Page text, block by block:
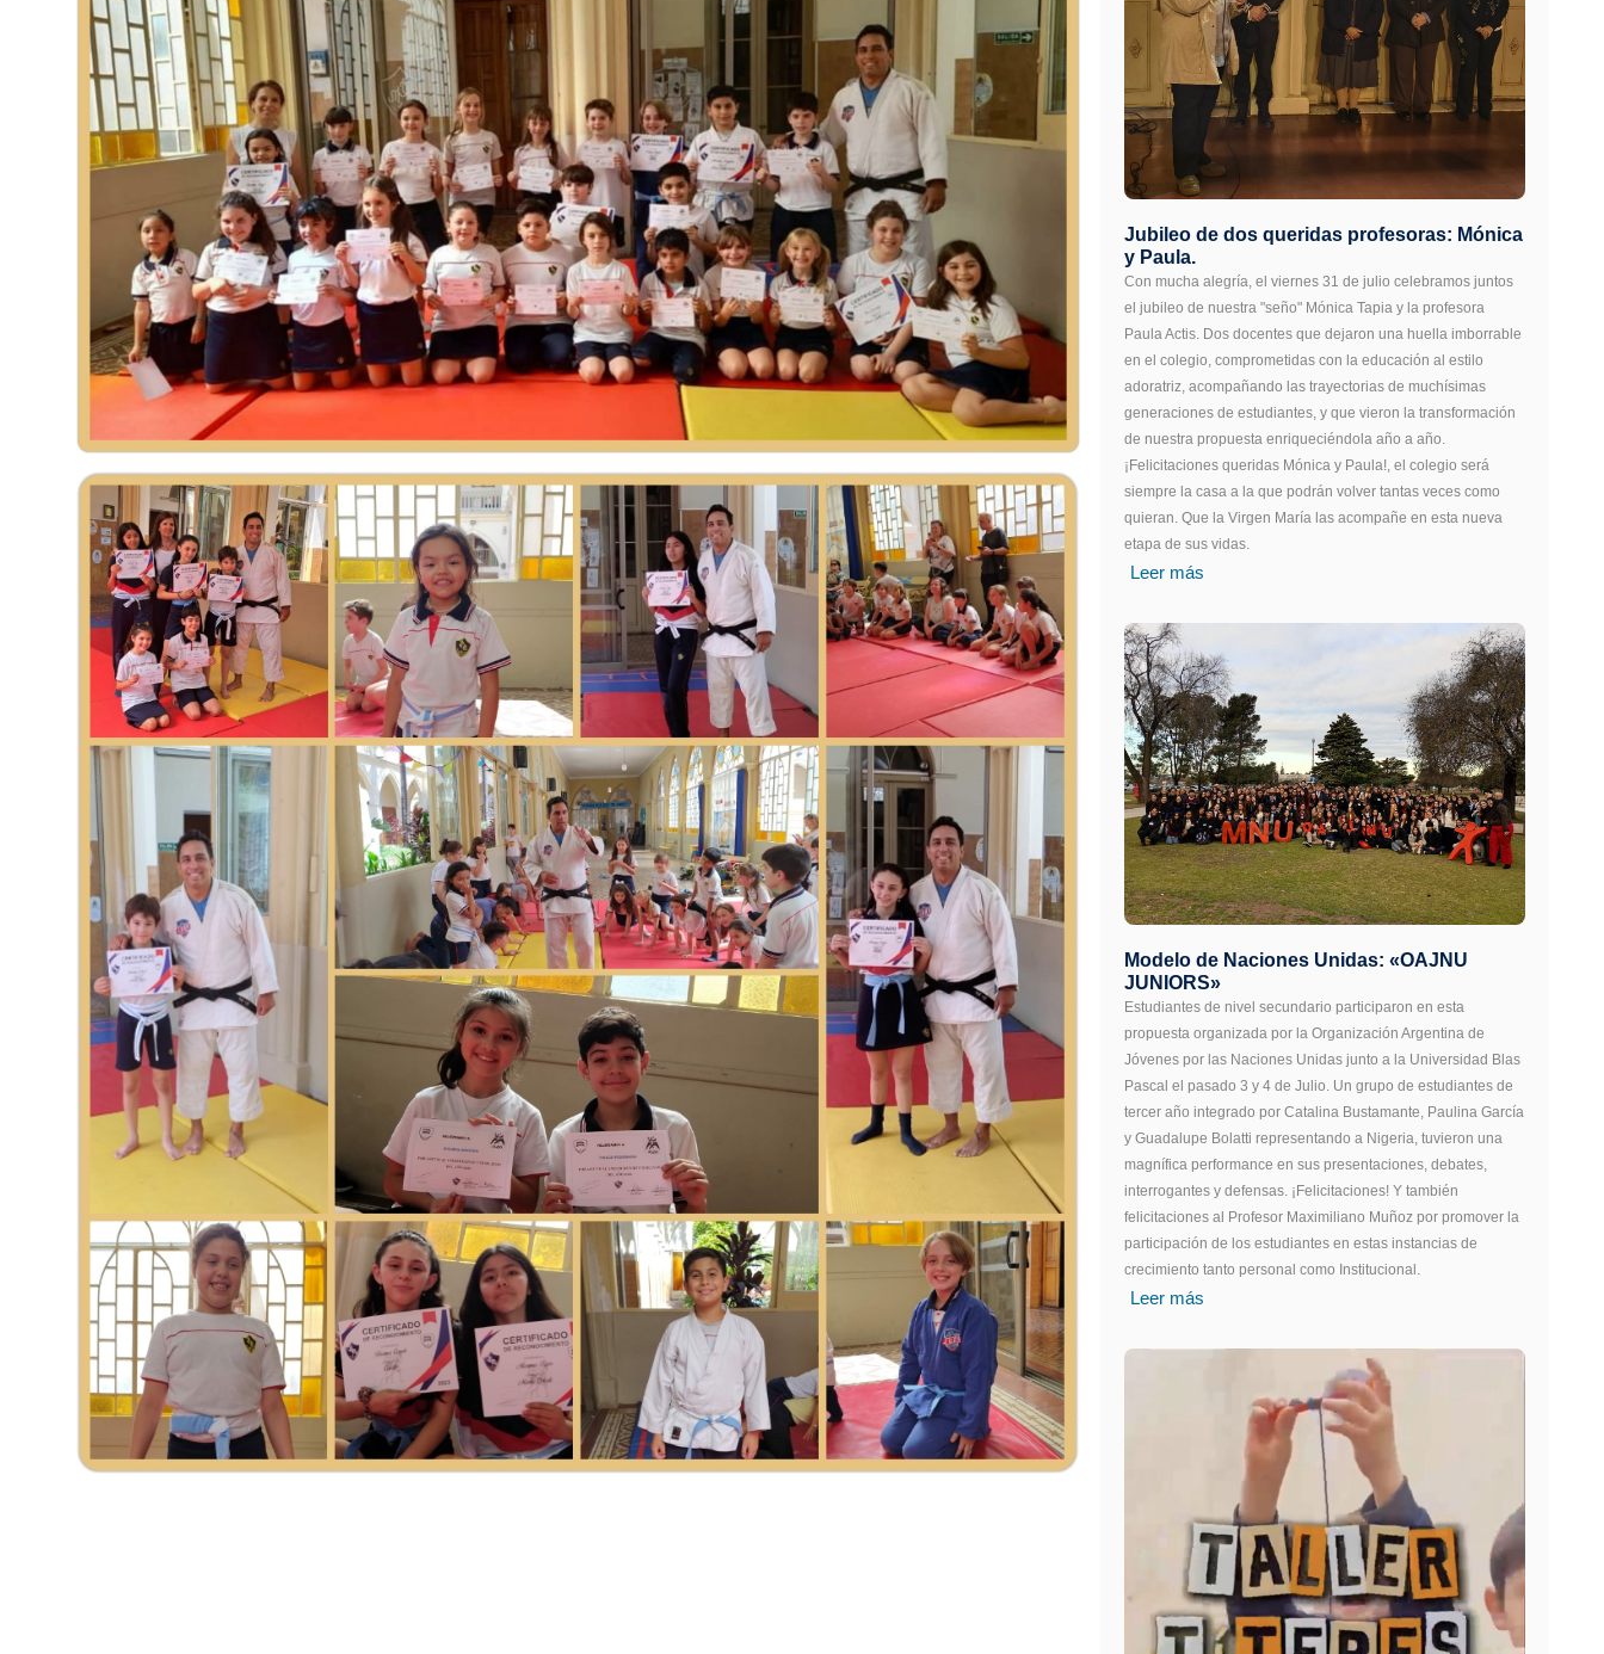
Jubileo de dos queridas profesoras: Mónica
y Paula.
Con mucha alegría, el viernes 31 de julio celebramos juntos
el jubileo de nuestra "seño" Mónica Tapia y la profesora
Paula Actis. Dos docentes que dejaron una huella imborrable
en el colegio, comprometidas con la educación al estilo
adoratriz, acompañando las trayectorias de muchísimas
generaciones de estudiantes, y que vieron la transformación
de nuestra propuesta enriqueciéndola año a año.
¡Felicitaciones queridas Mónica y Paula!, el colegio será
siempre la casa a la que podrán volver tantas veces como
quieran. Que la Virgen María las acompañe en esta nueva
etapa de sus vidas.
Leer más
Modelo de Naciones Unidas: «OAJNU
JUNIORS»
Estudiantes de nivel secundario participaron en esta
propuesta organizada por la Organización Argentina de
Jóvenes por las Naciones Unidas junto a la Universidad Blas
Pascal el pasado 3 y 4 de Julio. Un grupo de estudiantes de
tercer año integrado por Catalina Bustamante, Paulina García
y Guadalupe Bolatti representando a Nigeria, tuvieron una
magnífica performance en sus presentaciones, debates,
interrogantes y defensas. ¡Felicitaciones! Y también
felicitaciones al Profesor Maximiliano Muñoz por promover la
participación de los estudiantes en estas instancias de
crecimiento tanto personal como Institucional.
Leer más